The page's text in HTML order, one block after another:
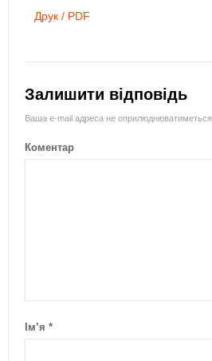
Друк / PDF
Залишити відповідь
Ваша e-mail адреса не оприлюднюватиметься.
Коментар
Ім’я *